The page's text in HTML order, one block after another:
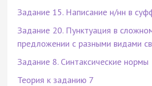
Задание 15. Написание н/нн в
Задание 20. Пунктуация в
предложении с разными видами
Задание 8. Синтаксические нормы
Теория к заданию 7